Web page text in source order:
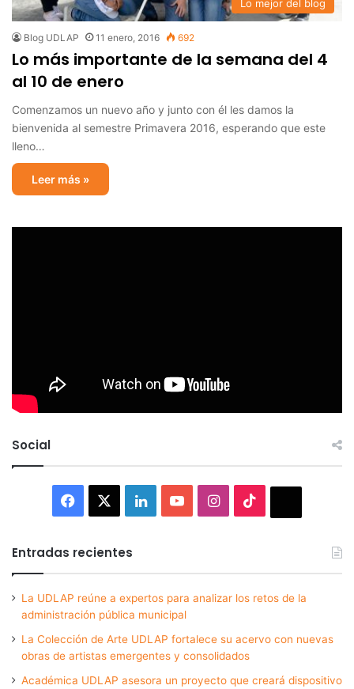
Lo mejor del blog
Blog UDLAP 11 enero, 2016 692
Lo más importante de la semana del 4
al 10 de enero
Comenzamos un nuevo año y junto con él les damos la
bienvenida al semestre Primavera 2016, esperando que este
lleno…
Leer más »
Social
Facebook LinkedInYouTubeInstagram
Entradas recientes
La UDLAP reúne a expertos para analizar los retos de la
administración pública municipal
La Colección de Arte UDLAP fortalece su acervo con nuevas
obras de artistas emergentes y consolidados
Académica UDLAP asesora un proyecto que creará dispositivo